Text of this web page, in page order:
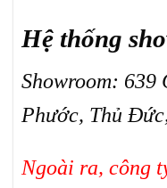
Hệ thống
Showroom: 639
Phước, Thủ
Ngoài ra, công